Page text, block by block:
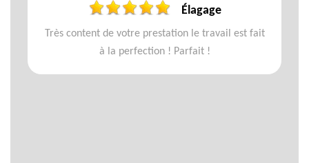
Élagage
Très content de votre prestation le travail est fait
à la perfection ! Parfait !